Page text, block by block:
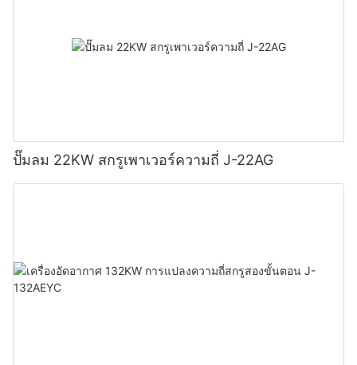
ปั๊มลม 22KW สกรูเพาเวอร์ความถี่ J-22AG